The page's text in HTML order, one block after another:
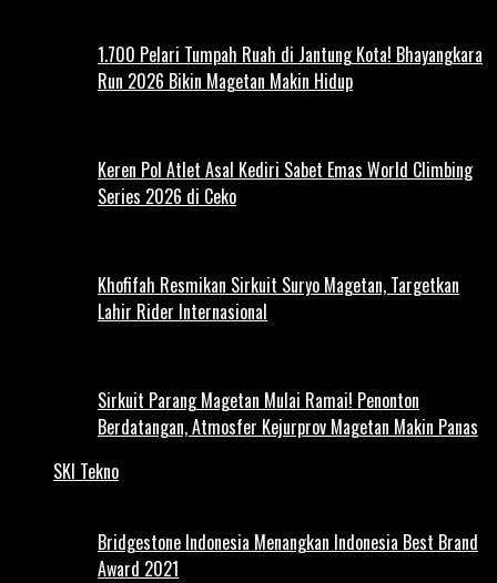
1.700 Pelari Tumpah Ruah di Jantung Kota! Bhayangkara
Run 2026 Bikin Magetan Makin Hidup
Keren Pol Atlet Asal Kediri Sabet Emas World Climbing
Series 2026 di Ceko
Khofifah Resmikan Sirkuit Suryo Magetan, Targetkan
Lahir Rider Internasional
Sirkuit Parang Magetan Mulai Ramai! Penonton
Berdatangan, Atmosfer Kejurprov Magetan Makin Panas
SKI Tekno
Bridgestone Indonesia Menangkan Indonesia Best Brand
Award 2021